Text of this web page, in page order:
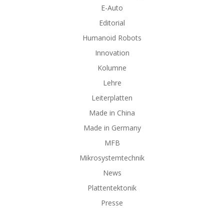
E-Auto
Editorial
Humanoid Robots
Innovation
Kolumne
Lehre
Leiterplatten
Made in China
Made in Germany
MFB
Mikrosystemtechnik
News
Plattentektonik
Presse